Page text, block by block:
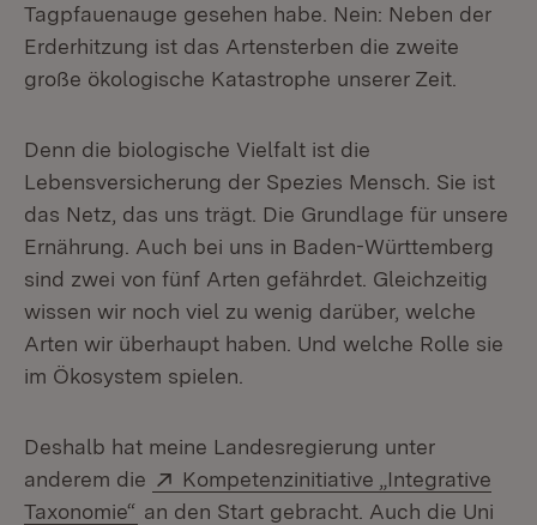
Tagpfauenauge gesehen habe. Nein: Neben der
Erderhitzung ist das Artensterben die zweite
große ökologische Katastrophe unserer Zeit.
Denn die biologische Vielfalt ist die
Lebensversicherung der Spezies Mensch. Sie ist
das Netz, das uns trägt. Die Grundlage für unsere
Ernährung. Auch bei uns in Baden-Württemberg
sind zwei von fünf Arten gefährdet. Gleichzeitig
wissen wir noch viel zu wenig darüber, welche
Arten wir überhaupt haben. Und welche Rolle sie
im Ökosystem spielen.
Deshalb hat meine Landesregierung unter
anderem die
Extern:
Kompetenzinitiative „Integrative
Taxonomie“ (Öffnet in neuem Fenster)
an den Start gebracht. Auch die Uni